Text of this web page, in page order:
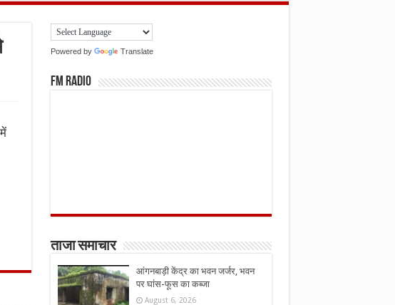
Powered by Translate
FM Radio
ताजा समाचार
आंगनबाड़ी केंद्र का भवन जर्जर, भवन
पर घांस-फूस का कब्जा
August 6, 2026